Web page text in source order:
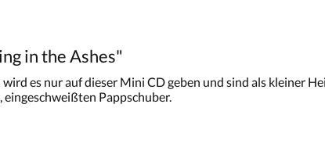
in the Ashes"
es nur auf dieser Mini CD geben und sind als kleiner
Pappschuber.